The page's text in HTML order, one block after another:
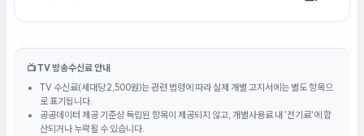
📺 TV 방송수신료 안내
TV 수신료(세대당 2,500원)는 관련 법령에 따라 실제 개별 고지서에는 별도 항목으
로 표기됩니다.
공공데이터 제공 기준상 독립된 항목이 제공되지 않고, 개별사용료 내 '전기료'에 합
산되거나 누락될 수 있습니다.